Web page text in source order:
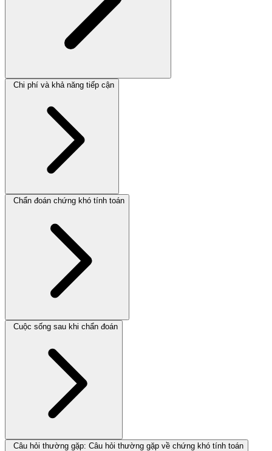
Chi phí và khả năng tiếp cận
Chẩn đoán chứng khó tính toán
Cuộc sống sau khi chẩn đoán
Câu hỏi thường gặp: Câu hỏi thường gặp về chứng khó tính toán